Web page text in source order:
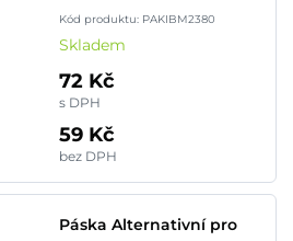
Kód produktu: PAKIBM2380
Skladem
72 Kč
s DPH
59 Kč
bez DPH
Páska Alternativní pro